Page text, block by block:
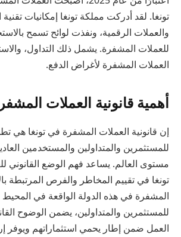
تونغا. لقد أدركت مملكة تونغا إمكانيات
والعملات الرقمية، ونفذت لوائح تسمح
للعملات المشفرة. يشمل ذلك التداول،
العملات المشفرة لأغراض الدفع.
أهمية قانونية العملات
إن قانونية العملات المشفرة في تونغا هي
للمستثمرين والمتداولين والمستخدمين
مستوى العالم. يساعد فهم الوضع القانوني
تونغا في تقييم المخاطر والفرص المرتبطة
المشفرة في هذه الدولة الواقعة في المحيط
للمستثمرين والمتداولين، يضمن الوضوح
العمل ضمن إطار يحمي استثماراتهم ويوفر